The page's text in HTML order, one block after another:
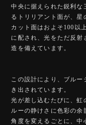
中央に据えられた鋭利な
るトリリアント面が、星
カット面はおよそ100以
に配され、光をただ反射
造を備えています。
この設計により、ブル
き出されています。
光が差し込むたびに、虹
ルーの静けさに色彩の余
角度を変えるごとに、中